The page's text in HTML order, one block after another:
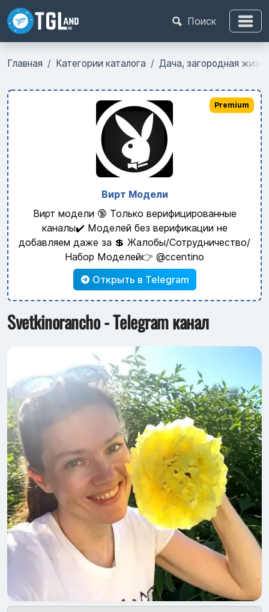
Поиск
Главная Категории каталога Дача, загородная жизнь
Вирт Модели
Вирт модели 🔞 Только верифицированные
каналы✔️ Моделей без верификации не
добавляем даже за 💲 Жалобы/Сотрудничество/
Набор Моделей👉 @ccentino
Открыть в Telegram
Premium
Svetkinorancho - Telegram канал